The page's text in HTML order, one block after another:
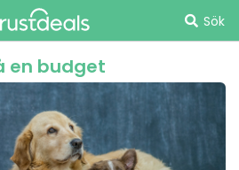
Sök
en budget